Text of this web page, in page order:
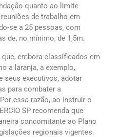
quanto ao limite
de trabalho em
se a 25 pessoas, com
de, no mínimo, de 1,5m.
embora classificados em
a laranja, a exemplo,
seus executivos, adotar
para combater a
essa razão, ao instruir o
SP recomenda que
concomitante ao Plano
regionais vigentes.